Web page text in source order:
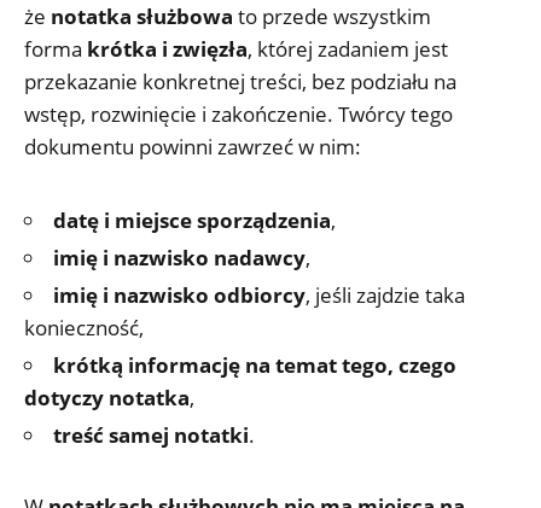
że notatka służbowa to przede wszystkim
forma krótka i zwięzła, której zadaniem jest
przekazanie konkretnej treści, bez podziału na
wstęp, rozwinięcie i zakończenie. Twórcy tego
dokumentu powinni zawrzeć w nim:
datę i miejsce sporządzenia,
imię i nazwisko nadawcy,
imię i nazwisko odbiorcy, jeśli zajdzie taka
konieczność,
krótką informację na temat tego, czego
dotyczy notatka,
treść samej notatki.